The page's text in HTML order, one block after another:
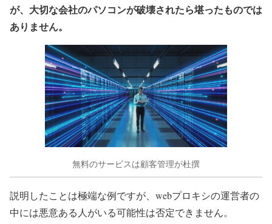
が、大切な会社のパソコンが破壊されたら堪ったものでは
ありません。
無料のサービスは顧客管理が杜撰
説明したことは極端な例ですが、webプロキシの運営者の
中には悪意ある人がいる可能性は否定できません。